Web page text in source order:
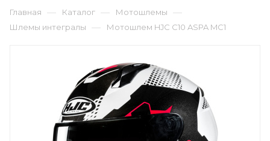
Главная — Каталог — Мотошлемы —
Шлемы интегралы — Мотошлем HJC C10 ASPA MC1